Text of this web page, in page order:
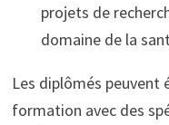
projets de
domaine de la
Les diplômés peuvent
formation avec des